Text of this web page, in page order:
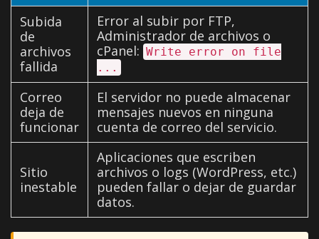
Subida
de
archivos
fallida
Error al subir por FTP,
Administrador de archivos o
cPanel: Write error on file
...
Correo
deja de
funcionar
El servidor no puede almacenar
mensajes nuevos en ninguna
cuenta de correo del servicio.
Sitio
inestable
Aplicaciones que escriben
archivos o logs (WordPress, etc.)
pueden fallar o dejar de guardar
datos.